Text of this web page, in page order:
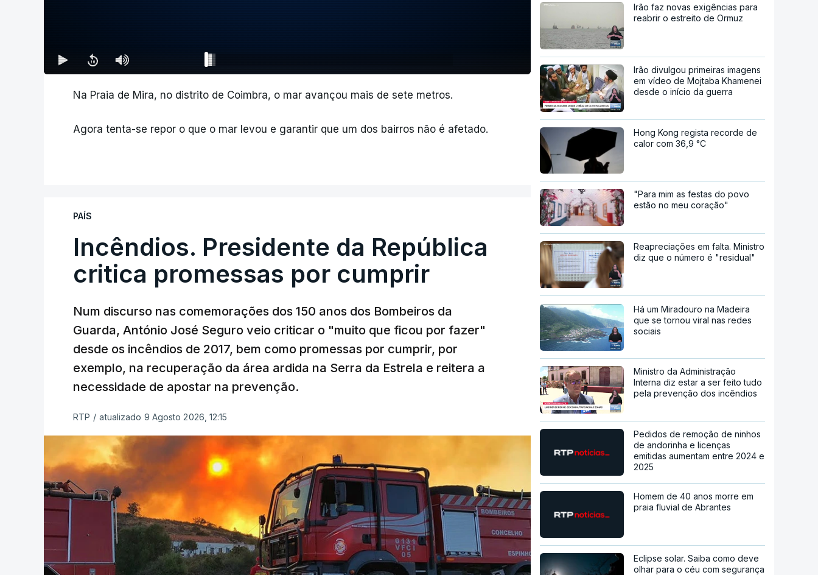
Na Praia de Mira, no distrito de Coimbra, o mar avançou mais de sete metros.
Agora tenta-se repor o que o mar levou e garantir que um dos bairros não é afetado.
PAÍS
Incêndios. Presidente da República
critica promessas por cumprir
Num discurso nas comemorações dos 150 anos dos Bombeiros da
Guarda, António José Seguro veio criticar o "muito que ficou por fazer"
desde os incêndios de 2017, bem como promessas por cumprir, por
exemplo, na recuperação da área ardida na Serra da Estrela e reitera a
necessidade de apostar na prevenção.
RTP / atualizado 9 Agosto 2026, 12:15
Irão faz novas exigências para
reabrir o estreito de Ormuz
Irão divulgou primeiras imagens
em vídeo de Mojtaba Khamenei
desde o início da guerra
Hong Kong regista recorde de
calor com 36,9 °C
"Para mim as festas do povo
estão no meu coração"
Reapreciações em falta. Ministro
diz que o número é "residual"
Há um Miradouro na Madeira
que se tornou viral nas redes
sociais
Ministro da Administração
Interna diz estar a ser feito tudo
pela prevenção dos incêndios
Pedidos de remoção de ninhos
de andorinha e licenças
emitidas aumentam entre 2024 e
2025
Homem de 40 anos morre em
praia fluvial de Abrantes
Eclipse solar. Saiba como deve
olhar para o céu com segurança